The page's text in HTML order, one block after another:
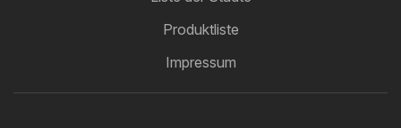
Produktliste
Impressum